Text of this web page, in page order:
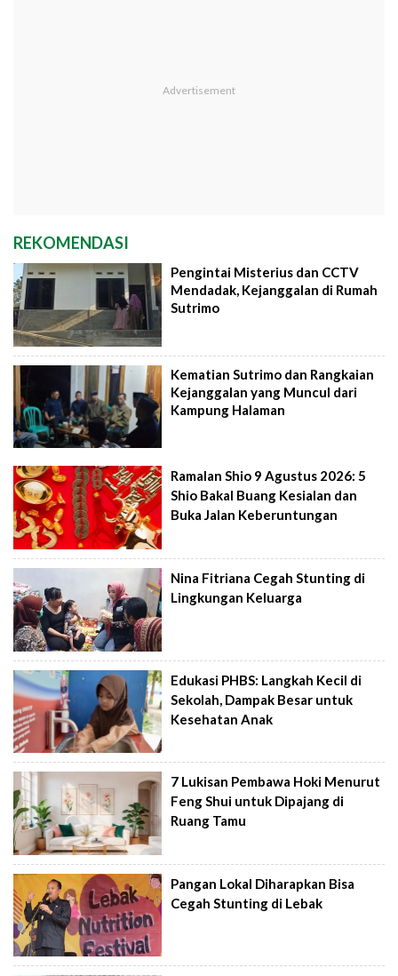
REKOMENDASI
Pengintai Misterius dan CCTV
Mendadak, Kejanggalan di Rumah
Sutrimo
Kematian Sutrimo dan Rangkaian
Kejanggalan yang Muncul dari
Kampung Halaman
Ramalan Shio 9 Agustus 2026: 5
Shio Bakal Buang Kesialan dan
Buka Jalan Keberuntungan
Nina Fitriana Cegah Stunting di
Lingkungan Keluarga
Edukasi PHBS: Langkah Kecil di
Sekolah, Dampak Besar untuk
Kesehatan Anak
7 Lukisan Pembawa Hoki Menurut
Feng Shui untuk Dipajang di
Ruang Tamu
Pangan Lokal Diharapkan Bisa
Cegah Stunting di Lebak